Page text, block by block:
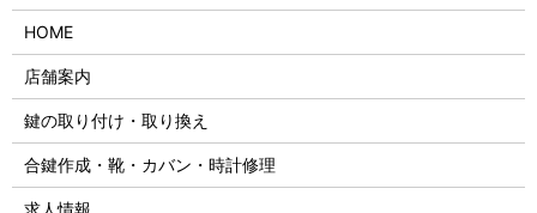
HOME
店舗案内
鍵の取り付け・取り換え
合鍵作成・靴・カバン・時計修理